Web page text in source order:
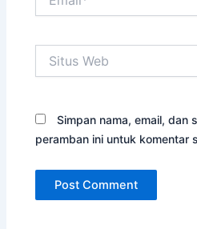
Web
Simpan nama, email, dan
peramban ini untuk komentar